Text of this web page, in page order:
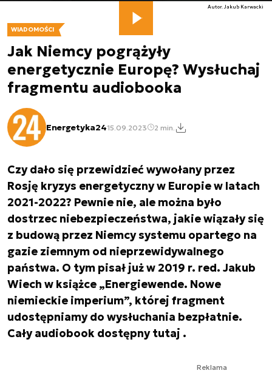
WIADOMOŚCI
Jak Niemcy pogrążyły
energetycznie Europę? Wysłuchaj
fragmentu audiobooka
Energetyka2415.09.2023 2 min.
Autor. Jakub Karwacki
Czy dało się przewidzieć wywołany przez
Rosję kryzys energetyczny w Europie w latach
2021-2022? Pewnie nie, ale można było
dostrzec niebezpieczeństwa, jakie wiązały się
z budową przez Niemcy systemu opartego na
gazie ziemnym od nieprzewidywalnego
państwa. O tym pisał już w 2019 r. red. Jakub
Wiech w książce „Energiewende. Nowe
niemieckie imperium”, której fragment
udostępniamy do wysłuchania bezpłatnie.
Cały audiobook dostępnytutaj .
Reklama